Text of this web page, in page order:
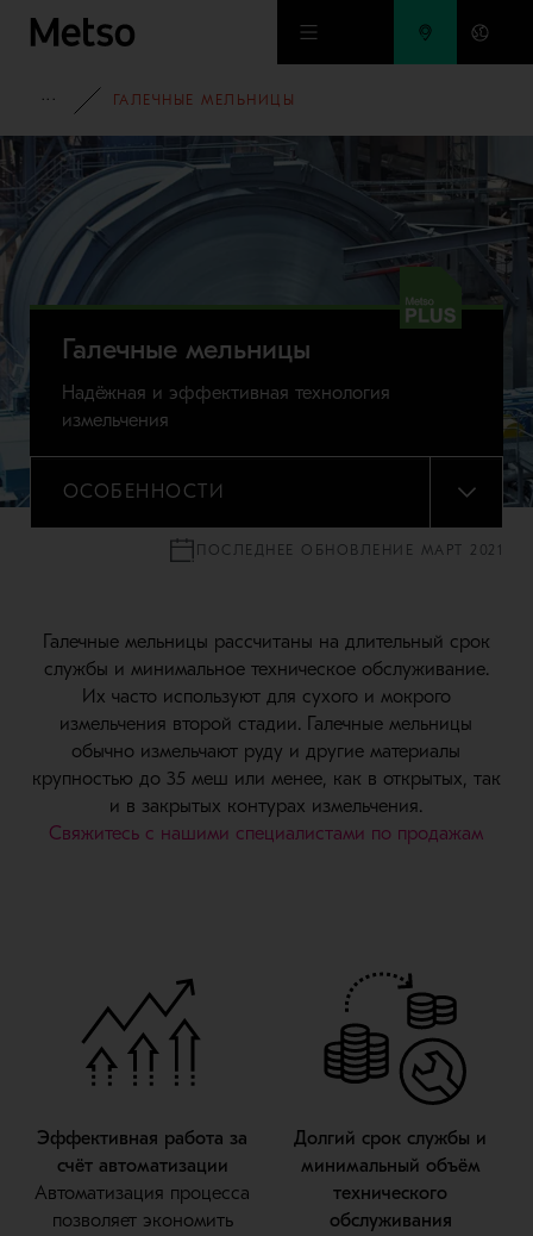
Перейти к основному содержимому
ПОРТФОЛИО ОБОРУДОВАНИЯ
ГАЛЕЧНЫЕ МЕЛЬНИЦЫ
Галечные мельницы
Надёжная и эффективная технология
измельчения
ОСОБЕННОСТИ
МЕНЮ
ПОСЛЕДНЕЕ ОБНОВЛЕНИЕ МАРТ 2021
Галечные мельницы рассчитаны на длительный срок
службы и минимальное техническое обслуживание.
Их часто используют для сухого и мокрого
измельчения второй стадии. Галечные мельницы
обычно измельчают руду и другие материалы
крупностью до 35 меш или менее, как в открытых, так
и в закрытых контурах измельчения.
Свяжитесь с нашими специалистами по продажам
Эффективная работа за
счёт автоматизации
Автоматизация процесса
позволяет экономить
Долгий срок службы и
минимальный объём
технического
обслуживания